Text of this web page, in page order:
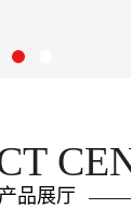
产品展厅